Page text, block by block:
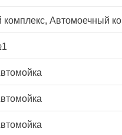
Автомоечный